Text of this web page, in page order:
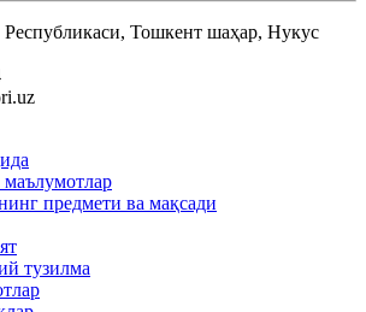
Республикаси, Тошкент шаҳар, Нукус
предмети ва мақсади
тузилма